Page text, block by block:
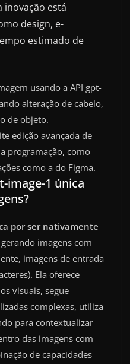
inovação está
design, e-
estimado de
edição avançada de
programação, como
como a do Figma.
image-1 única
por ser nativamente
imagens com
imagens de entrada
Ela oferece
visuais, segue
complexas, utiliza
para contextualizar
das imagens com
de capacidades